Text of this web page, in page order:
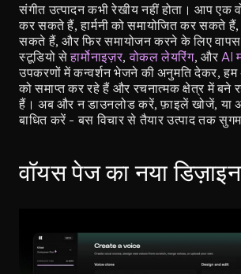
संगीत उत्पादन कभी रेखीय नहीं होता। आप एक
कर सकते हैं, हार्मनी को समायोजित कर सकते
सकते हैं, और फिर समायोजन करने के लिए
स्टूडियो से हार्मोनाइज़र, वोकल लेयरिंग, और AI
उपकरणों में कन्वर्शन भेजने की अनुमति देकर,
को समाप्त कर रहे हैं और रचनात्मक क्षेत्र में बने
हैं। अब और न डाउनलोड करें, फ़ाइलें खोजें, या
बाधित करें - बस विचार से तैयार उत्पाद तक
वॉयस पेज का नया डिज़ाइन